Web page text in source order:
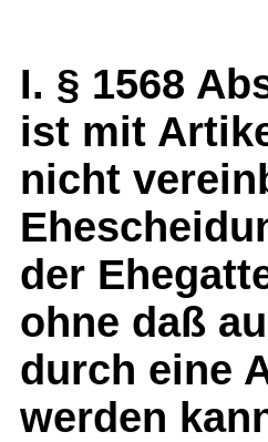
I. § 1568
ist mit
nicht
der
ohne daß
durch eine
werden